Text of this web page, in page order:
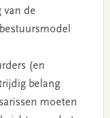
van de
(en
belang
moeten